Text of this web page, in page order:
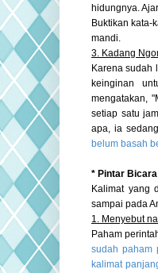
hidungnya.
Buktikan kata-
mandi.
3. Kadang
Karena sudah
keinginan
mengatakan,
setiap satu
apa, ia sedang
belum basah
* Pintar Bicara
Kalimat yang
sampai pada
1. Menyebut
Paham
sudah paham
kalimat